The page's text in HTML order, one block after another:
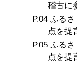
稽古に
ふる
点を提
ふる
点を提